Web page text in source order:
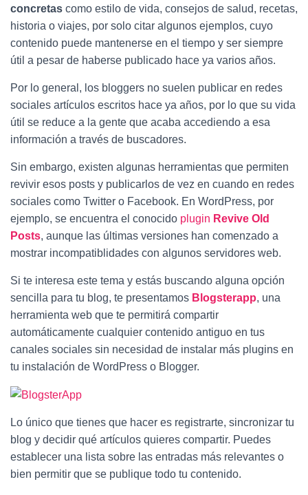
concretas como estilo de vida, consejos de salud, recetas,
historia o viajes, por solo citar algunos ejemplos, cuyo
contenido puede mantenerse en el tiempo y ser siempre
útil a pesar de haberse publicado hace ya varios años.
Por lo general, los bloggers no suelen publicar en redes
sociales artículos escritos hace ya años, por lo que su vida
útil se reduce a la gente que acaba accediendo a esa
información a través de buscadores.
Sin embargo, existen algunas herramientas que permiten
revivir esos posts y publicarlos de vez en cuando en redes
sociales como Twitter o Facebook. En WordPress, por
ejemplo, se encuentra el conocido plugin Revive Old
Posts, aunque las últimas versiones han comenzado a
mostrar incompatiblidades con algunos servidores web.
Si te interesa este tema y estás buscando alguna opción
sencilla para tu blog, te presentamos Blogsterapp, una
herramienta web que te permitirá compartir
automáticamente cualquier contenido antiguo en tus
canales sociales sin necesidad de instalar más plugins en
tu instalación de WordPress o Blogger.
Lo único que tienes que hacer es registrarte, sincronizar tu
blog y decidir qué artículos quieres compartir. Puedes
establecer una lista sobre las entradas más relevantes o
bien permitir que se publique todo tu contenido.